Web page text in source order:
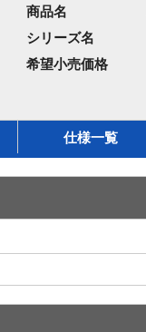
商品名
シリーズ名
希望小売価格
仕様一覧